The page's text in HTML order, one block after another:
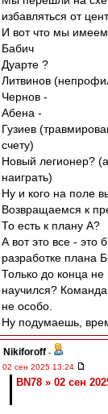
избавляться от
И вот что мы
Бабич
Дуарте ?
Литвинов
Чернов -
Абена -
Гузиев
счету)
Новый легионер?
наиграть)
Ну и кого на поле
Возвращаемся к
То есть к плану А?
А вот это все - это
разработке плана
Только до конца
научился?
не особо.
Ну подумаешь,
Nikiforoff -
02 сен 2025 13:24
BN78 » 02 сен